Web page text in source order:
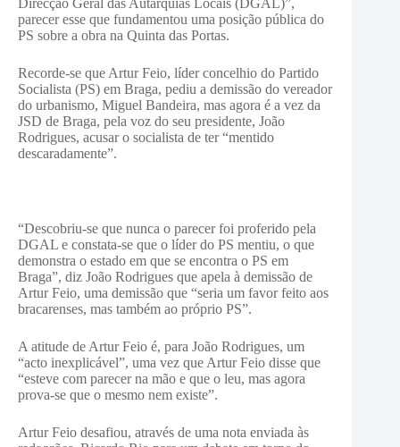
Direcção Geral das Autarquias Locais (DGAL)”,
parecer esse que fundamentou uma posição pública do
PS sobre a obra na Quinta das Portas.
Recorde-se que Artur Feio, líder concelhio do Partido
Socialista (PS) em Braga, pediu a demissão do vereador
do urbanismo, Miguel Bandeira, mas agora é a vez da
JSD de Braga, pela voz do seu presidente, João
Rodrigues, acusar o socialista de ter “mentido
descaradamente”.
“Descobriu-se que nunca o parecer foi proferido pela
DGAL e constata-se que o líder do PS mentiu, o que
demonstra o estado em que se encontra o PS em
Braga”, diz João Rodrigues que apela à demissão de
Artur Feio, uma demissão que “seria um favor feito aos
bracarenses, mas também ao próprio PS”.
A atitude de Artur Feio é, para João Rodrigues, um
“acto inexplicável”, uma vez que Artur Feio disse que
“esteve com parecer na mão e que o leu, mas agora
prova-se que o mesmo nem existe”.
Artur Feio desafiou, através de uma nota enviada às